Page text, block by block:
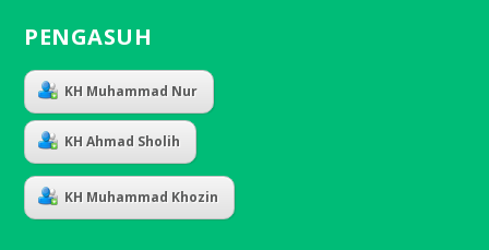
PENGASUH
KH Muhammad Nur
KH Ahmad Sholih
KH Muhammad Khozin